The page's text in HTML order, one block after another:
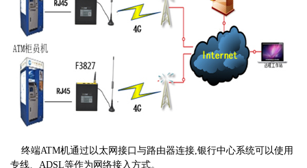
终端ATM机通过以太网接口与路由器连接,银行中心系统可以使用
专线、ADSL等作为网络接入方式。